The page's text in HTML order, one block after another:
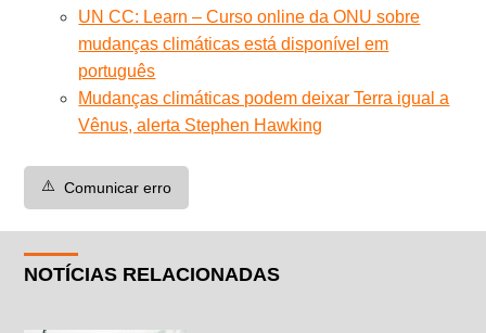
UN CC: Learn – Curso online da ONU sobre
mudanças climáticas está disponível em
português
Mudanças climáticas podem deixar Terra igual a
Vênus, alerta Stephen Hawking
⚠️ Comunicar erro
NOTÍCIAS RELACIONADAS